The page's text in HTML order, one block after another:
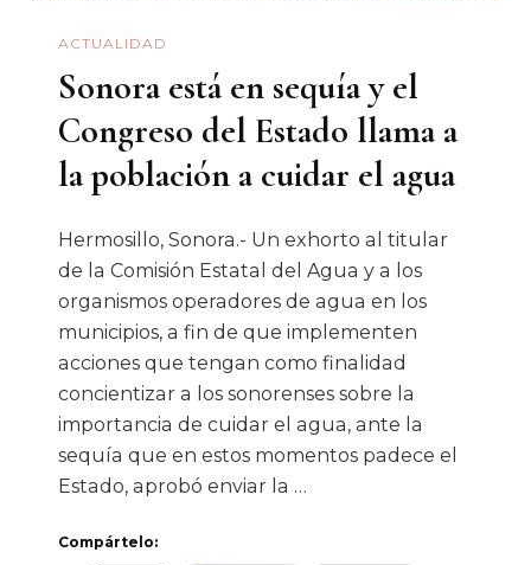
ACTUALIDAD
Sonora está en sequía y el
Congreso del Estado llama a
la población a cuidar el agua
Hermosillo, Sonora.- Un exhorto al titular
de la Comisión Estatal del Agua y a los
organismos operadores de agua en los
municipios, a fin de que implementen
acciones que tengan como finalidad
concientizar a los sonorenses sobre la
importancia de cuidar el agua, ante la
sequía que en estos momentos padece el
Estado, aprobó enviar la …
Compártelo: